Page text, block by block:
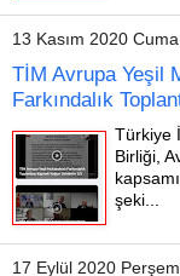
13 Kasım 2020 Cuma
TİM Avrupa Yeşil
Farkındalık
Türkiye
Birliği,
şeki...
17 Eylül 2020